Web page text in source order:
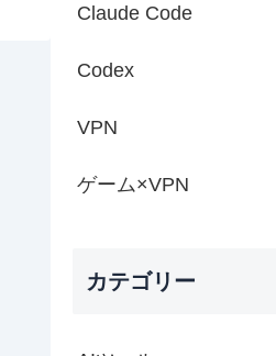
Claude Code
Codex
VPN
ゲーム×VPN
カテゴリー